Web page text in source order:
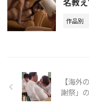
作品別
【海外
謝祭」